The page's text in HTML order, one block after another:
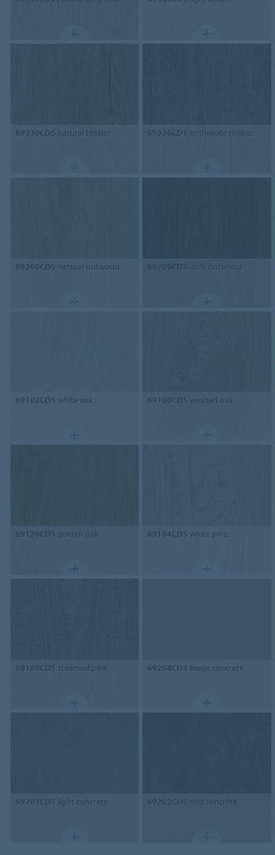
69330CD5 natural timber 69336CD5 anthracite timber
69206CD5 natural nutwood 69209CD5 dark nutwood
69102CD5 white oak 69100CD5 washed oak
69120CD5 golden oak 69184CD5 white pine
69186CD5 steamed pine 69204CD5 beige concrete
69203CD5 light concrete 69202CD5 mid concrete